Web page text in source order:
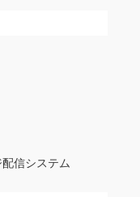
信システム